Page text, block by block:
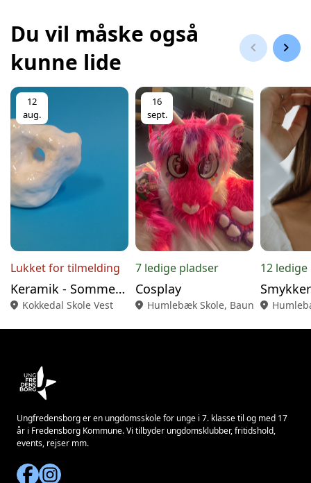
Du vil måske også
kunne lide
chevron_left chevron_right
12
aug.
Lukket for tilmelding
Keramik - Sommer 2026
location_on Kokkedal Skole Vest
16
sept.
7 ledige pladser
Cosplay
location_on Humlebæk Skole, Baunebjergvej
12
location_on
Ungfredensborg er en ungdomsskole for unge i 7. klasse til og med 17
år i Fredensborg Kommune. Vi tilbyder ungdomsklubber, fritidshold,
events, rejser mm.